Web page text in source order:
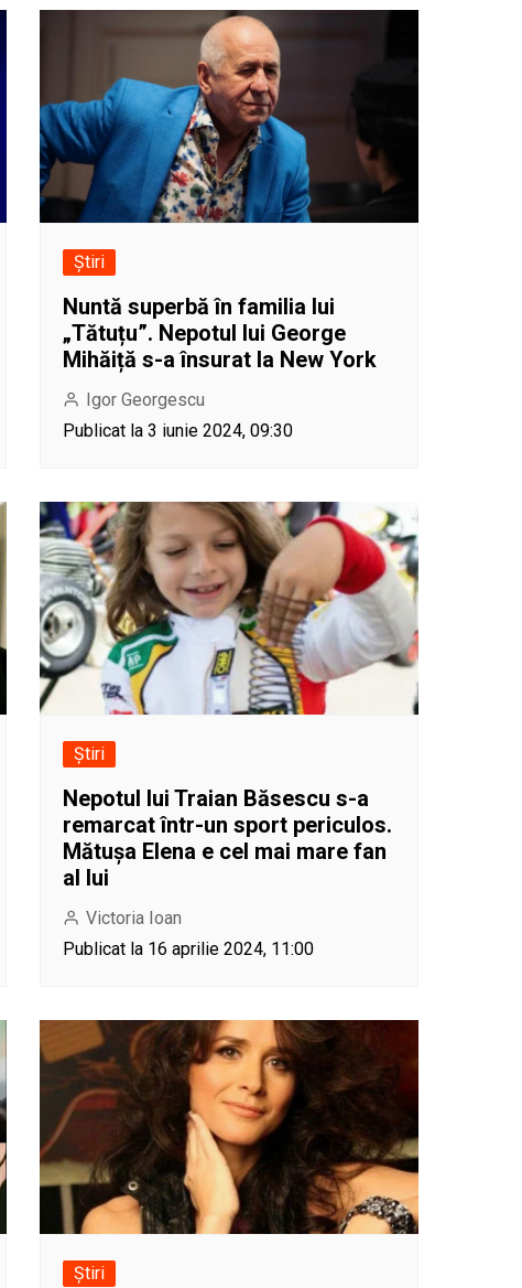
Știri
Nuntă superbă în familia lui
„Tătuțu”. Nepotul lui George
Mihăiță s-a însurat la New York
Igor Georgescu
Publicat la 3 iunie 2024, 09:30
Știri
Nepotul lui Traian Băsescu s-a
remarcat într-un sport periculos.
Mătușa Elena e cel mai mare fan
al lui
Victoria Ioan
Publicat la 16 aprilie 2024, 11:00
Știri